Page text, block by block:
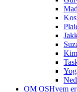
OM OSHvem